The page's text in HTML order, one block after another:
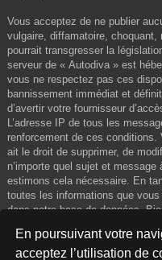
En poursuivant votre
acceptez l’utilisation de
Vous acceptez de ne publier
vulgaire, diffamatoire, choquant,
pourrait transgresser la
serveur de « Autodiva » est
vous ne respectez pas ces
bannissement immédiat et
d’avertir votre fournisseur
L’adresse IP de tous les
renforcement de ces
ait le droit de supprimer, de
n’importe quel sujet et message
estimons cela nécessaire. En
toutes les informations que
dans notre base de données.
diffusées à une tierce partie
phpBB, ne pourront être tenus
de piratage informatique visant